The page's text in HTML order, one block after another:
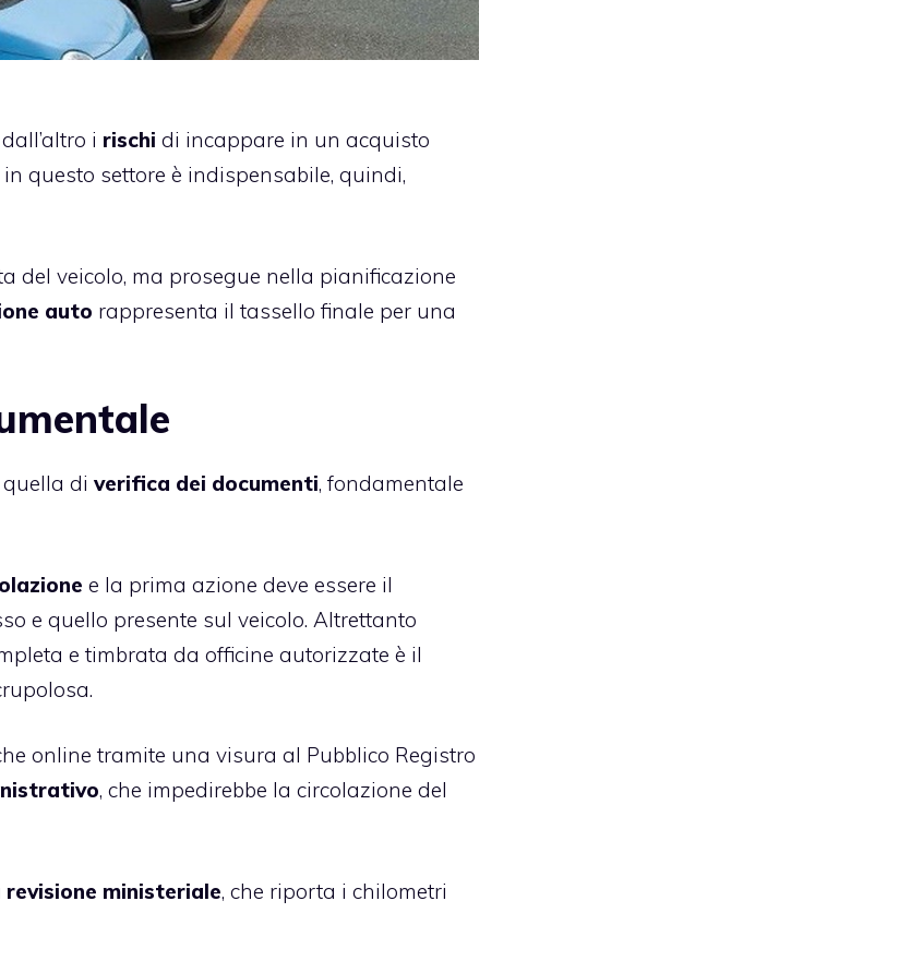
i rischi di incappare in un acquisto
questo settore è indispensabile, quindi,
del veicolo, ma prosegue nella pianificazione
auto rappresenta il tassello finale per una
di verifica dei documenti, fondamentale
e la prima azione deve essere il
e quello presente sul veicolo. Altrettanto
e timbrata da officine autorizzate è il
online tramite una visura al Pubblico Registro
, che impedirebbe la circolazione del
ministeriale, che riporta i chilometri